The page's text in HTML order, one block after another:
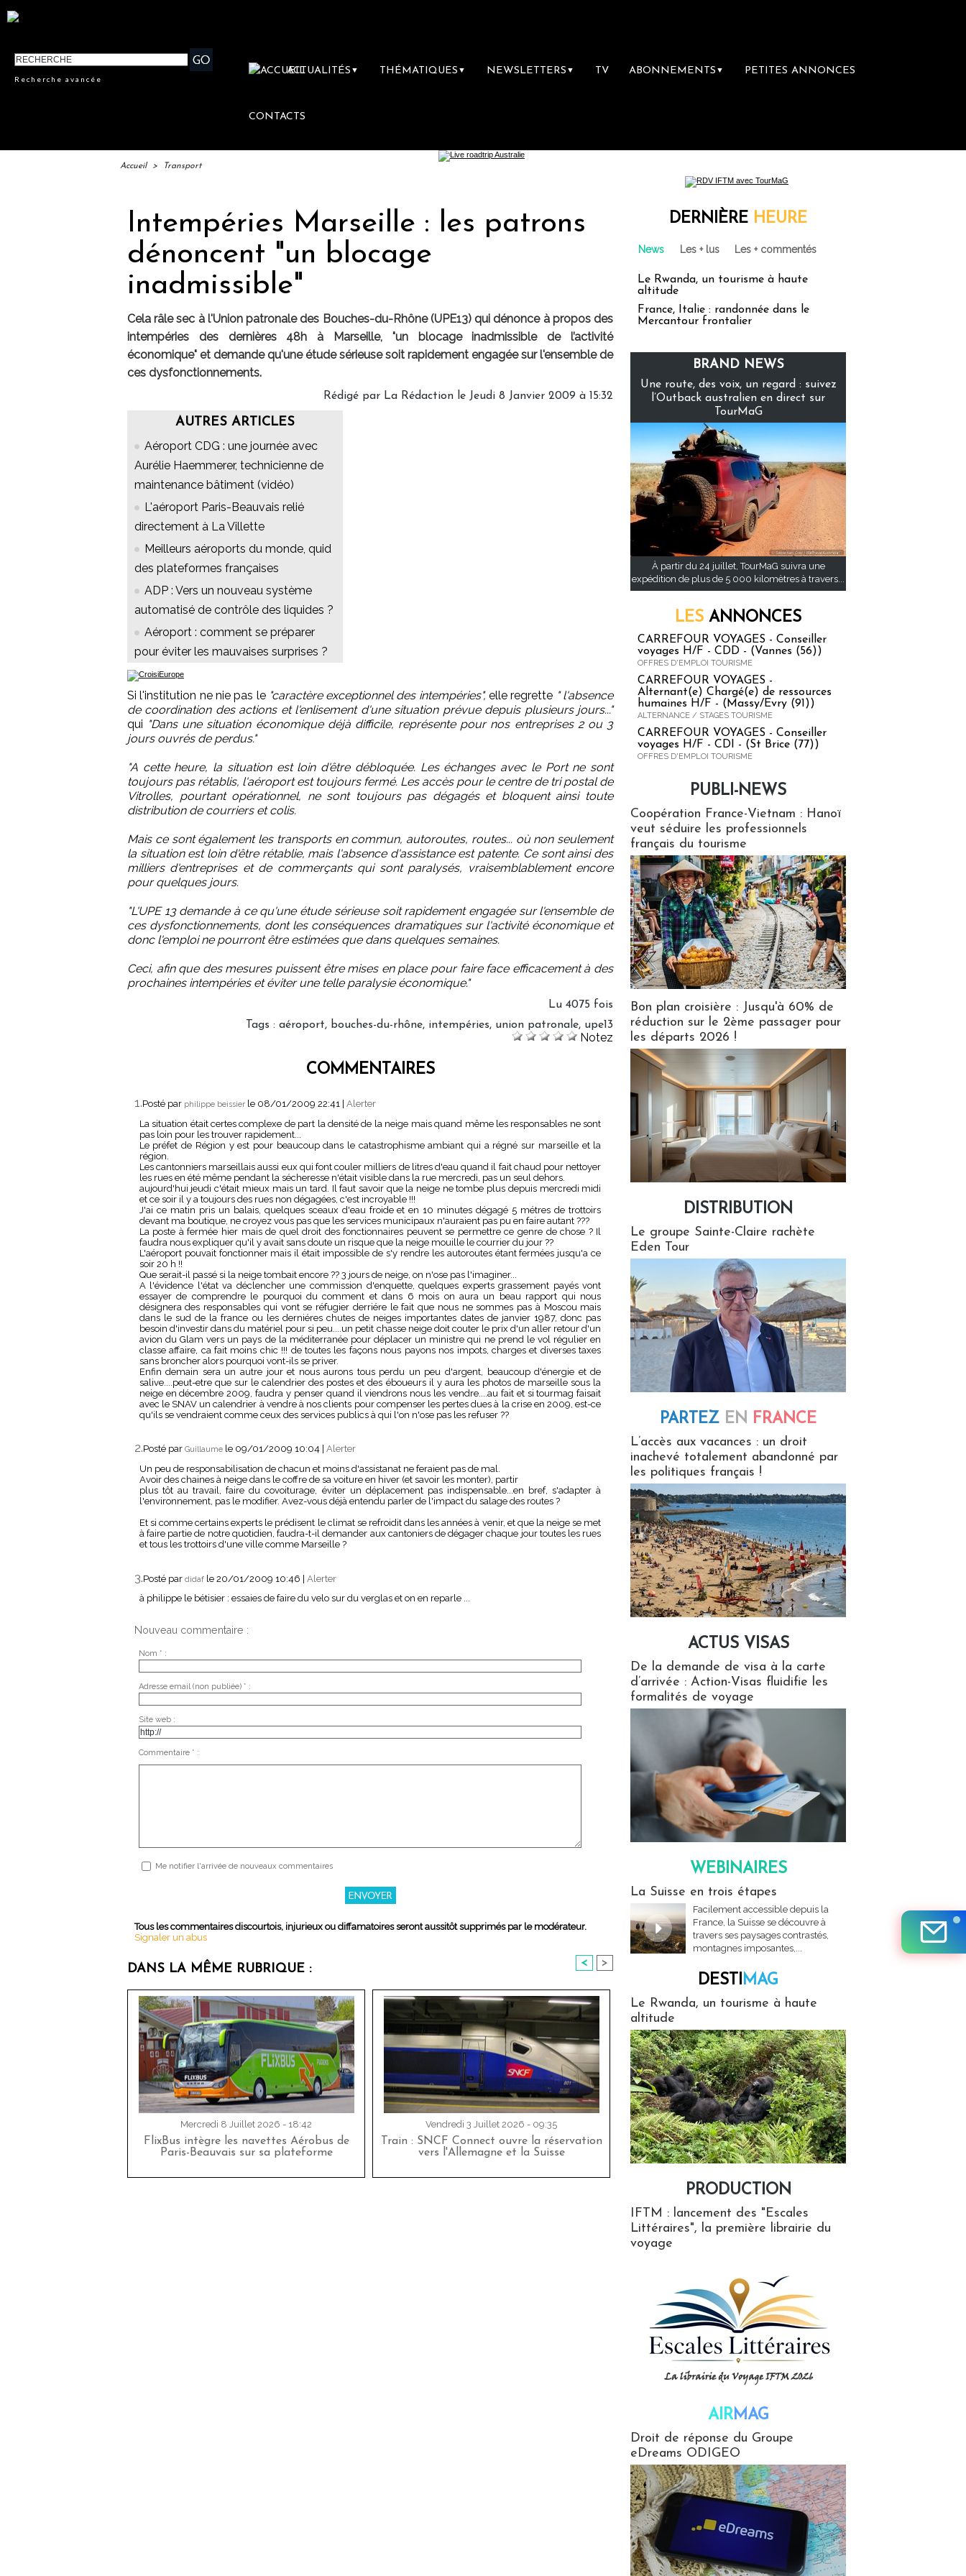
Recherche avancée
ACTUALITÉS ▼ THÉMATIQUES ▼ NEWSLETTERS ▼ TV ABONNEMENTS ▼ PETITES ANNONCES
CONTACTS
Accueil > Transport
Intempéries Marseille : les patrons
dénoncent "un blocage
inadmissible"
Cela râle sec à l'Union patronale des Bouches-du-Rhône (UPE13) qui dénonce à propos des
intempéries des dernières 48h à Marseille, "un blocage inadmissible de l’activité
économique" et demande qu'une étude sérieuse soit rapidement engagée sur l'ensemble de
ces dysfonctionnements.
Rédigé par La Rédaction le Jeudi 8 Janvier 2009 à 15:32
AUTRES ARTICLES
Aéroport CDG : une journée avec
Aurélie Haemmerer, technicienne de
maintenance bâtiment (vidéo)
L'aéroport Paris-Beauvais relié
directement à La Villette
Meilleurs aéroports du monde, quid
des plateformes françaises
ADP : Vers un nouveau système
automatisé de contrôle des liquides ?
Aéroport : comment se préparer
pour éviter les mauvaises surprises ?
Si l'institution ne nie pas le "caractère exceptionnel des intempéries",elle regrette " l'absence
de coordination des actions et l'enlisement d'une situation prévue depuis plusieurs jours..."
qui "Dans une situation économique déjà difficile, représente pour nos entreprises 2 ou 3
jours ouvrés de perdus."
"A cette heure, la situation est loin d'être débloquée. Les échanges avec le Port ne sont
toujours pas rétablis, l'aéroport est toujours fermé. Les accès pour le centre de tri postal de
Vitrolles, pourtant opérationnel, ne sont toujours pas dégagés et bloquent ainsi toute
distribution de courriers et colis.
Mais ce sont également les transports en commun, autoroutes, routes... où non seulement
la situation est loin d'être rétablie, mais l'absence d'assistance est patente. Ce sont ainsi des
milliers d'entreprises et de commerçants qui sont paralysés, vraisemblablement encore
pour quelques jours.
"L'UPE 13 demande à ce qu'une étude sérieuse soit rapidement engagée sur l'ensemble de
ces dysfonctionnements, dont les conséquences dramatiques sur l'activité économique et
donc l'emploi ne pourront être estimées que dans quelques semaines.
Ceci, afin que des mesures puissent être mises en place pour faire face efficacement à des
prochaines intempéries et éviter une telle paralysie économique."
Lu 4075 fois
Tags : aéroport, bouches-du-rhône, intempéries, union patronale, upe13
Notez
COMMENTAIRES
1.Posté par philippe beissier le 08/01/2009 22:41 Alerter
La situation était certes complexe de part la densité de la neige mais quand même les responsables ne sont
pas loin pour les trouver rapidement...
Le préfet de Région y est pour beaucoup dans le catastrophisme ambiant qui a régné sur marseille et la
région.
Les cantonniers marseillais aussi eux qui font couler milliers de litres d'eau quand il fait chaud pour nettoyer
les rues en été même pendant la sécheresse n'était visible dans la rue mercredi, pas un seul dehors.
aujourd'hui jeudi c'était mieux mais un tard. Il faut savoir que la neige ne tombe plus depuis mercredi midi
et ce soir il y a toujours des rues non dégagées, c'est incroyable !!!
J'ai ce matin pris un balais, quelques sceaux d'eau froide et en 10 minutes dégagé 5 métres de trottoirs
devant ma boutique, ne croyez vous pas que les services municipaux n'auraient pas pu en faire autant ???
La poste à fermée hier mais de quel droit des fonctionnaires peuvent se permettre ce genre de chose ? Il
faudra nous expliquer qu'il y avait sans doute un risque que la neige mouille le courrier du jour ??
L'aéroport pouvait fonctionner mais il était impossible de s'y rendre les autoroutes étant fermées jusqu'a ce
soir 20 h !!
Que serait-il passé si la neige tombait encore ?? 3 jours de neige, on n'ose pas l'imaginer...
A l'évidence l'état va déclencher une commission d'enquette, quelques experts grassement payés vont
essayer de comprendre le pourquoi du comment et dans 6 mois on aura un beau rapport qui nous
désignera des responsables qui vont se réfugier derriére le fait que nous ne sommes pas à Moscou mais
dans le sud de la france ou les derniéres chutes de neiges importantes dates de janvier 1987, donc pas
besoin d'investir dans du matériel pour si peu....un petit chasse neige doit couter le prix d'un aller retour d'un
avion du Glam vers un pays de la méditerranée pour déplacer un ministre qui ne prend le vol régulier en
classe affaire, ca fait moins chic !!! de toutes les façons nous payons nos impots, charges et diverses taxes
sans broncher alors pourquoi vont-ils se priver.
Enfin demain sera un autre jour et nous aurons tous perdu un peu d'argent, beaucoup d'énergie et de
salive....peut-etre que sur le calendrier des postes et des éboueurs il y aura les photos de marseille sous la
neige en décembre 2009, faudra y penser quand il viendrons nous les vendre....au fait et si tourmag faisait
avec le SNAV un calendrier à vendre à nos clients pour compenser les pertes dues à la crise en 2009, est-ce
qu'ils se vendraient comme ceux des services publics à qui l'on n'ose pas les refuser ??
2.Posté par Guillaume le 09/01/2009 10:04
Alerter
Un peu de responsabilisation de chacun et moins d'assistanat ne feraient pas de mal.
Avoir des chaines à neige dans le coffre de sa voiture en hiver (et savoir les monter), partir
plus tôt au travail, faire du covoiturage, éviter un déplacement pas indispensable...en bref, s'adapter à
l'environnement, pas le modifier. Avez-vous déjà entendu parler de l'impact du salage des routes ?
Et si comme certains experts le prédisent le climat se refroidit dans les années à venir, et que la neige se met
à faire partie de notre quotidien, faudra-t-il demander aux cantoniers de dégager chaque jour toutes les rues
et tous les trottoirs d'une ville comme Marseille ?
3.Posté par didaf le 20/01/2009 10:46 | Alerter
à philippe le bétisier : essaies de faire du velo sur du verglas et on en reparle ...
Nouveau commentaire :
Nom * :
Adresse email (non publiée) * :
Site web :
Commentaire * :
Me notifier l'arrivée de nouveaux commentaires
Tous les commentaires discourtois, injurieux ou diffamatoires seront aussitôt supprimés par le modérateur.
Signaler un abus
DANS LA MÊME RUBRIQUE : < >
Mercredi 8 Juillet 2026 - 18:42
FlixBus intègre les navettes Aérobus de
Paris-Beauvais sur sa plateforme
Vendredi 3 Juillet 2026 - 09:35
Train : SNCF Connect ouvre la réservation
vers l'Allemagne et la Suisse
DERNIÈRE HEURE
News Les + lus Les + commentés
Le Rwanda, un tourisme à haute
altitude
France, Italie : randonnée dans le
Mercantour frontalier
BRAND NEWS
Une route, des voix, un regard : suivez
l’Outback australien en direct sur
TourMaG
À partir du 24 juillet, TourMaG suivra une
expédition de plus de 5 000 kilomètres à travers...
LES ANNONCES
CARREFOUR VOYAGES - Conseiller
voyages H/F - CDD - (Vannes (56))
OFFRES D'EMPLOI TOURISME
CARREFOUR VOYAGES -
Alternant(e) Chargé(e) de ressources
humaines H/F - (Massy/Evry (91))
ALTERNANCE / STAGES TOURISME
CARREFOUR VOYAGES - Conseiller
voyages H/F - CDI - (St Brice (77))
OFFRES D'EMPLOI TOURISME
PUBLI-NEWS
Coopération France-Vietnam : Hanoï
veut séduire les professionnels
français du tourisme
Bon plan croisière : Jusqu'à 60% de
réduction sur le 2ème passager pour
les départs 2026 !
DISTRIBUTION
Le groupe Sainte-Claire rachète
Eden Tour
PARTEZ EN FRANCE
L’accès aux vacances : un droit
inachevé totalement abandonné par
les politiques français !
ACTUS VISAS
De la demande de visa à la carte
d’arrivée : Action-Visas fluidifie les
formalités de voyage
WEBINAIRES
La Suisse en trois étapes
Facilement accessible depuis la
France, la Suisse se découvre à
travers ses paysages contrastés,
montagnes imposantes,...
DESTIMAG
Le Rwanda, un tourisme à haute
altitude
PRODUCTION
IFTM : lancement des "Escales
Littéraires", la première librairie du
voyage
AIRMAG
Droit de réponse du Groupe
eDreams ODIGEO